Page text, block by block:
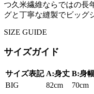
つ久米繊維ならではの長
グと丁寧な縫製でビッグ
SIZE GUIDE
サイズガイド
サイズ表記 A:身丈 B:身
BIG
82cm 70cm